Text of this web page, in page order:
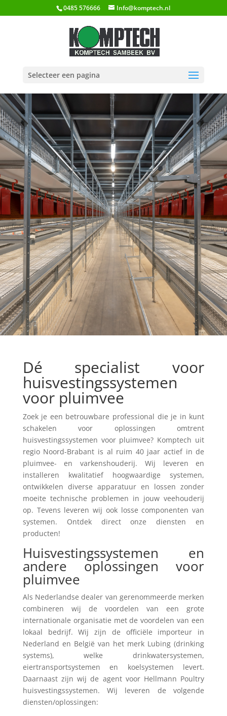
0485 576666 Info@komptech.nl
Selecteer een pagina
Dé specialist voor
huisvestingssystemen
voor pluimvee
Zoek je een betrouwbare professional die je in kunt
schakelen voor oplossingen omtrent
huisvestingssystemen voor pluimvee? Komptech uit
regio Noord-Brabant is al ruim 40 jaar actief in de
pluimvee- en varkenshouderij. Wij leveren en
installeren kwalitatief hoogwaardige systemen,
ontwikkelen diverse apparatuur en lossen zonder
moeite technische problemen in jouw veehouderij
op. Tevens leveren wij ook losse componenten van
systemen. Ontdek direct onze diensten en
producten!
Huisvestingssystemen en
andere oplossingen voor
pluimvee
Als Nederlandse dealer van gerenommeerde merken
combineren wij de voordelen van een grote
internationale organisatie met de voordelen van een
lokaal bedrijf. Wij zijn de officiële importeur in
Nederland en België van het merk Lubing (drinking
systems), welke drinkwatersystemen,
eiertransportsystemen en koelsystemen levert.
Daarnaast zijn wij de agent voor Hellmann Poultry
huisvestingssystemen. Wij leveren de volgende
diensten/oplossingen: